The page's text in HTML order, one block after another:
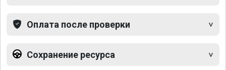
Оплата после проверки
Сохранение ресурса